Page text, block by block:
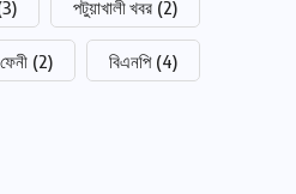
পটুয়াখালী খবর (2)
ফেনী (2) বিএনপি (4)